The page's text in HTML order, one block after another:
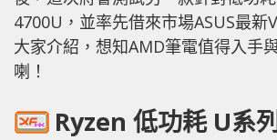
4700U，並率先借來市場ASUS最新
大家介紹，想知AMD筆電值得入手
喇！
Ryzen 低功耗 U系